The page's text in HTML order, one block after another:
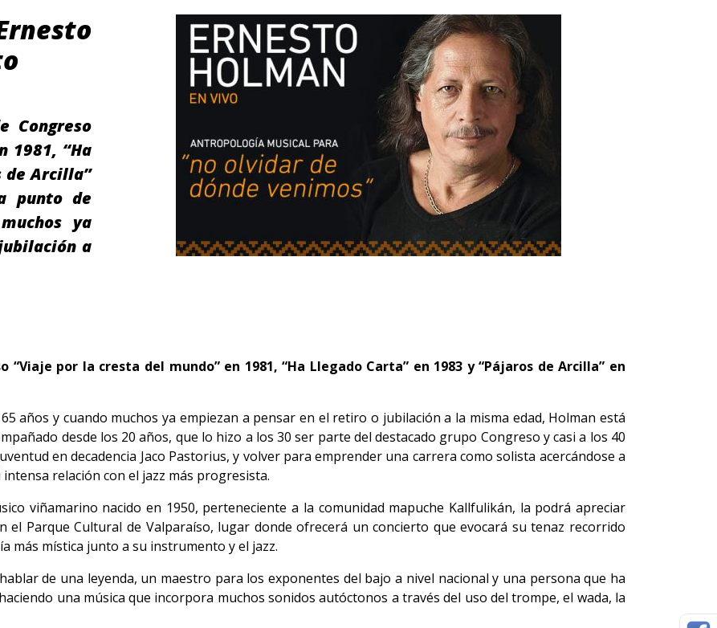
Congreso
1981, “Ha
de Arcilla”
punto de
ya
a
“Viaje por la cresta del mundo” en 1981, “Ha Llegado Carta” en 1983 y “Pájaros de Arcilla” en
años y cuando muchos ya empiezan a pensar en el retiro o jubilación a la misma edad, Holman está
desde los 20 años, que lo hizo a los 30 ser parte del destacado grupo Congreso y casi a los 40
en decadencia Jaco Pastorius, y volver para emprender una carrera como solista acercándose a
relación con el jazz más progresista.
viñamarino nacido en 1950, perteneciente a la comunidad mapuche Kallfulikán, la podrá apreciar
el Parque Cultural de Valparaíso, lugar donde ofrecerá un concierto que evocará su tenaz recorrido
más mística junto a su instrumento y el jazz.
de una leyenda, un maestro para los exponentes del bajo a nivel nacional y una persona que ha
una música que incorpora muchos sonidos autóctonos a través del uso del trompe, el wada, la